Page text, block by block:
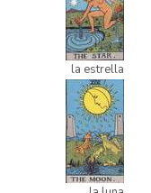
la estrella